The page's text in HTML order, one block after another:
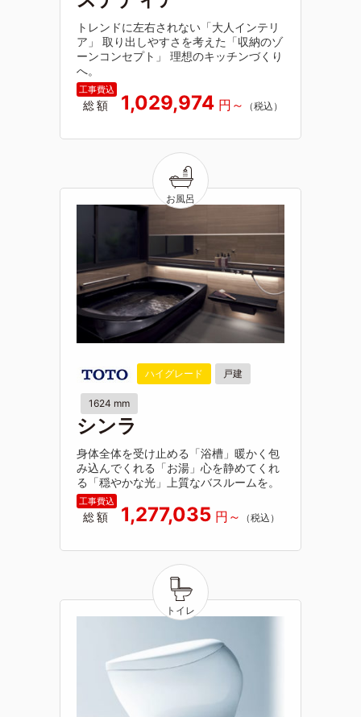
トレンドに左右されない「大人インテリ
ア」 取り出しやすさを考えた「収納のゾ
ーンコンセプト」 理想のキッチンづくり
へ。
総額 1,029,974
ハイグレード 戸建
1624 mm
シンラ
身体全体を受け止める「浴槽」暖かく包
み込んでくれる「お湯」心を静めてくれ
る「穏やかな光」上質なバスルームを。
総額 1,277,035